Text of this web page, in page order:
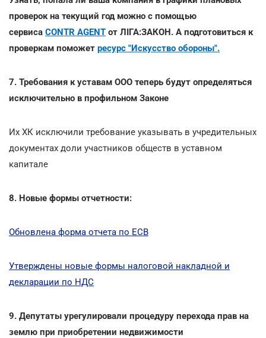
проверок на текущий год можно с помощью
сервиса CONTR AGENT от ЛІГА:ЗАКОН. А подготовиться к
проверкам поможет ресурс "Искусство обороны".
7. Требования к уставам ООО теперь будут определяться
исключительно в профильном Законе
Их ХК исключили требование указывать в учредительных
документах доли участников обществ в уставном
капитале
8. Новые формы отчетности:
Обновлена форма отчета по ЕСВ
Утверждены новые формы налоговой накладной и
декларации по НДС
9. Депутаты урегулировали процедуру перехода прав на
землю при приобретении недвижимости